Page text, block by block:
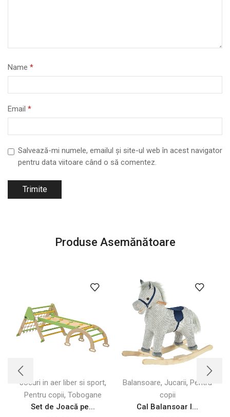
Name *
Email *
Salvează-mi numele, emailul și site-ul web în acest navigator
pentru data viitoare când o să comentez.
Produse Asemănătoare
Jocuri in aer liber si sport,
Pentru copii, Tobogane
Set de Joacă pe...
Balansoare, Jucarii, Pentru
copii
Cal Balansoar I...